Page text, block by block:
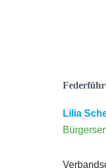
Lilia